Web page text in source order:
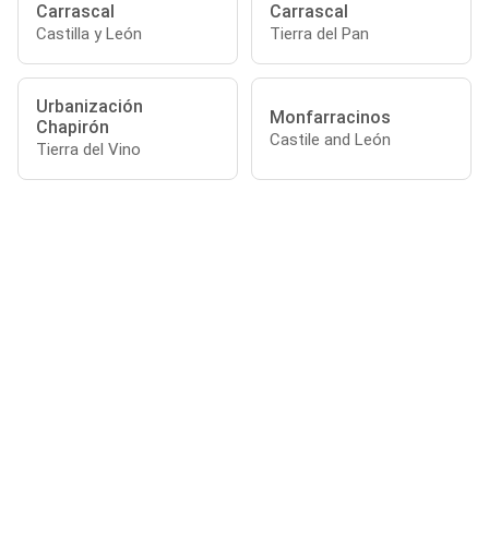
Carrascal
Castilla y León
Carrascal
Tierra del Pan
Urbanización
Chapirón
Tierra del Vino
Monfarracinos
Castile and León